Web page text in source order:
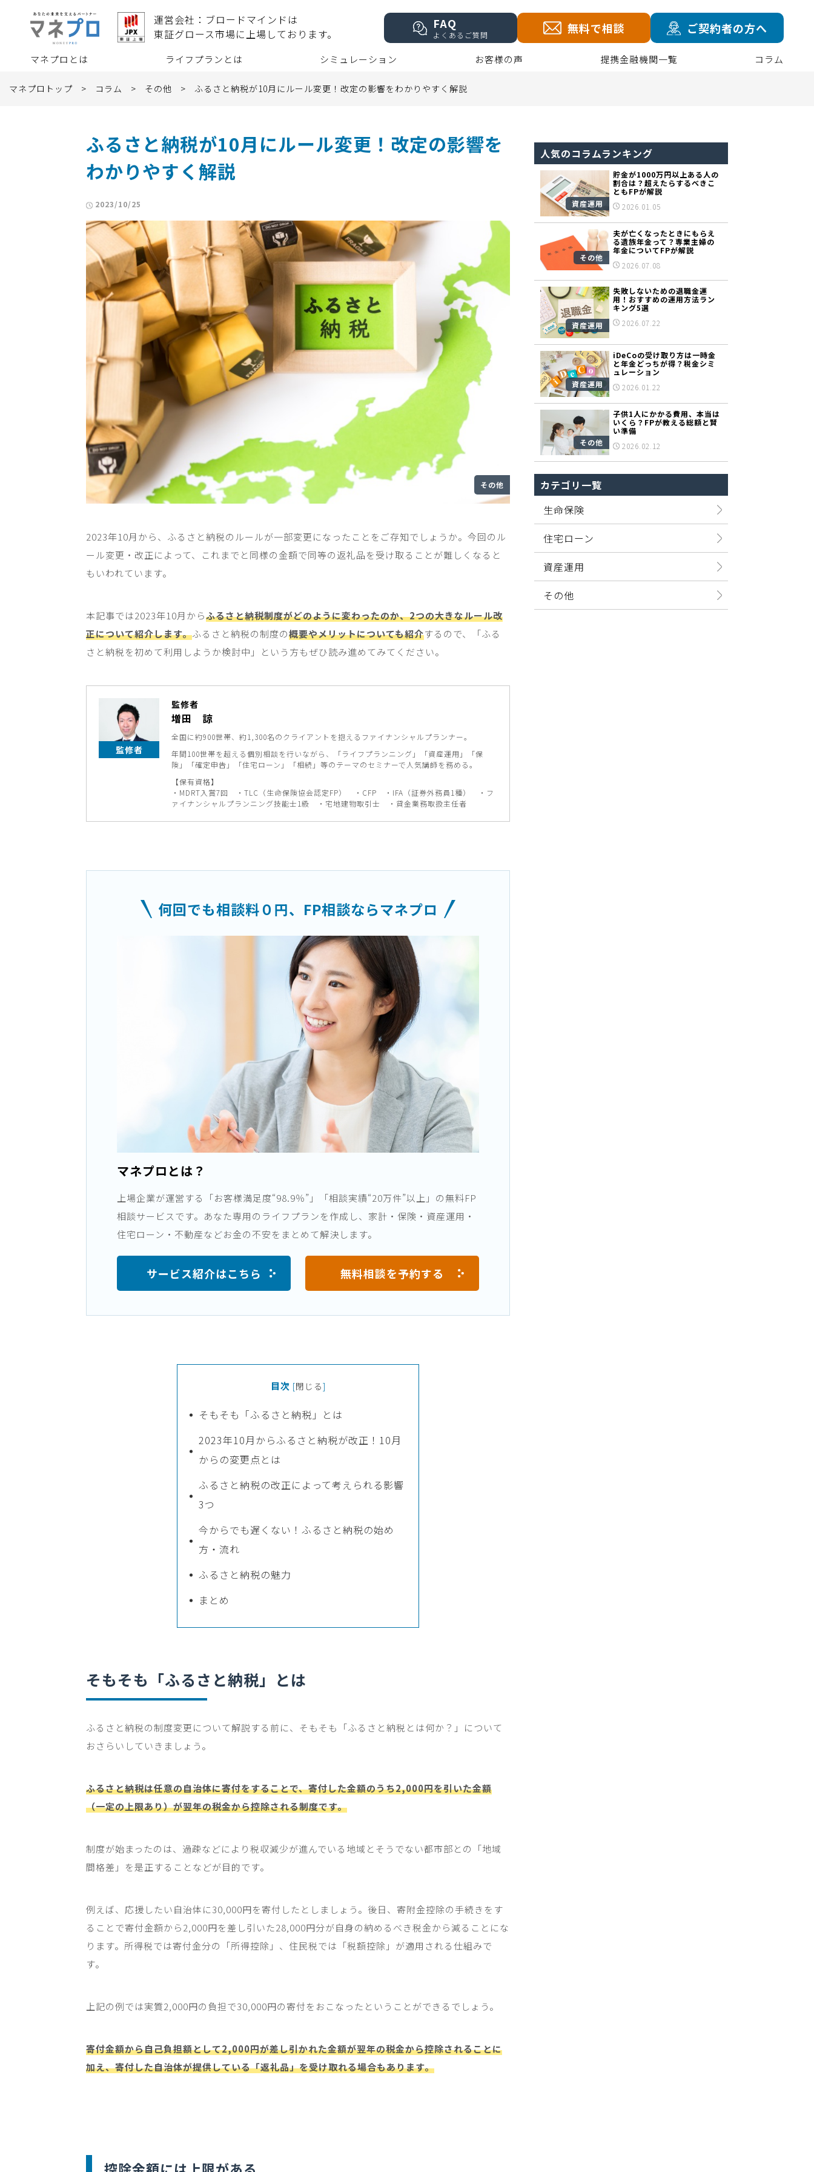
運営会社：ブロードマインドは
東証グロース市場に上場しております。
FAQ
よくあるご質問 無料で相談 ご契約者の方へ
マネプロとは ライフプランとは シミュレーション お客様の声 提携金融機関一覧 コラム
マネプロトップ > コラム > その他 > ふるさと納税が10月にルール変更！改定の影響をわかりやすく解説
ふるさと納税が10月にルール変更！改定の影響を
わかりやすく解説
2023/10/25
その他
2023年10月から、ふるさと納税のルールが一部変更になったことをご存知でしょうか。今回のル
ール変更・改正によって、これまでと同様の金額で同等の返礼品を受け取ることが難しくなると
もいわれています。
本記事では2023年10月からふるさと納税制度がどのように変わったのか、2つの大きなルール改
正について紹介します。ふるさと納税の制度の概要やメリットについても紹介するので、「ふる
さと納税を初めて利用しようか検討中」という方もぜひ読み進めてみてください。
監修者
監修者
増田 諒
全国に約900世帯、約1,300名のクライアントを抱えるファイナンシャルプランナー。
年間100世帯を超える個別相談を行いながら、「ライフプランニング」「資産運用」「保
険」「確定申告」「住宅ローン」「相続」等のテーマのセミナーで人気講師を務める。
【保有資格】
・MDRT入賞7回 ・TLC（生命保険協会認定FP） ・CFP ・IFA（証券外務員1種） ・フ
ァイナンシャルプランニング技能士1級 ・宅地建物取引士 ・貸金業務取扱主任者
何回でも相談料０円、 FP相談ならマネプロ
マネプロとは？
上場企業が運営する「お客様満足度“98.9％”」「相談実績“20万件”以上」の無料FP
相談サービスです。あなた専用のライフプランを作成し、家計・保険・資産運用・
住宅ローン・不動産などお金の不安をまとめて解決します。
サービス紹介はこちら 無料相談を予約する
目次 [閉じる]
そもそも「ふるさと納税」とは
2023年10月からふるさと納税が改正！10月
からの変更点とは
ふるさと納税の改正によって考えられる影響
3つ
今からでも遅くない！ふるさと納税の始め
方・流れ
ふるさと納税の魅力
まとめ
そもそも「ふるさと納税」とは
ふるさと納税の制度変更について解説する前に、そもそも「ふるさと納税とは何か？」について
おさらいしていきましょう。
ふるさと納税は任意の自治体に寄付をすることで、寄付した金額のうち2,000円を引いた金額
（一定の上限あり）が翌年の税金から控除される制度です。
制度が始まったのは、過疎などにより税収減少が進んでいる地域とそうでない都市部との「地域
間格差」を是正することなどが目的です。
例えば、応援したい自治体に30,000円を寄付したとしましょう。後日、寄附金控除の手続きをす
ることで寄付金額から2,000円を差し引いた28,000円分が自身の納めるべき税金から減ることにな
ります。所得税では寄付金分の「所得控除」、住民税では「税額控除」が適用される仕組みで
す。
上記の例では実質2,000円の負担で30,000円の寄付をおこなったということができるでしょう。
寄付金額から自己負担額として2,000円が差し引かれた金額が翌年の税金から控除されることに
加え、寄付した自治体が提供している「返礼品」を受け取れる場合もあります。
人気のコラムランキング
資産運用
貯金が1000万円以上ある人の
割合は？超えたらするべきこ
ともFPが解説
2026.01.05
その他
夫が亡くなったときにもらえ
る遺族年金って？専業主婦の
年金についてFPが解説
2026.07.08
資産運用
失敗しないための退職金運
用！おすすめの運用方法ラン
キング5選
2026.07.22
資産運用
iDeCoの受け取り方は一時金
と年金どっちが得？税金シミ
ュレーション
2026.01.22
その他
子供1人にかかる費用、本当は
いくら？FPが教える総額と賢
い準備
2026.02.12
カテゴリ一覧
生命保険
住宅ローン
資産運用
その他